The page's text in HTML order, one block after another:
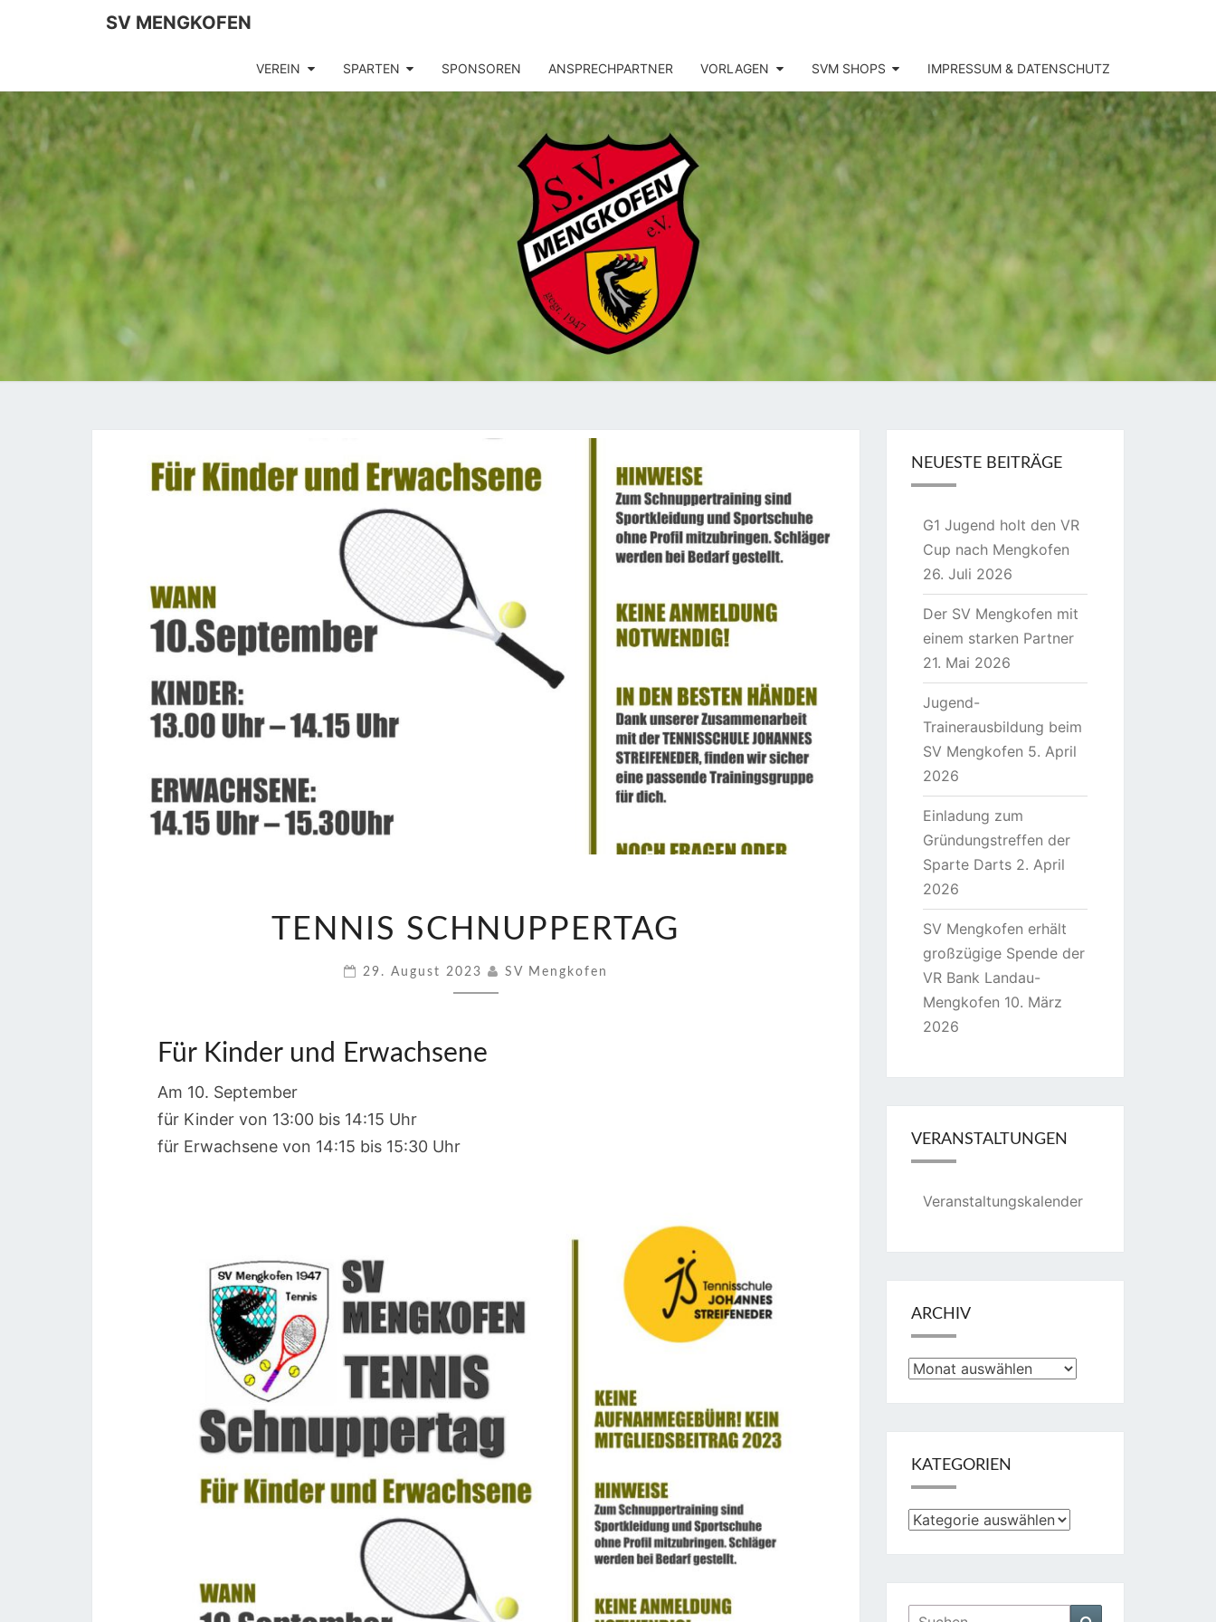
SV MENGKOFEN
VEREIN SPARTEN SPONSOREN ANSPRECHPARTNER VORLAGEN SVM SHOPS IMPRESSUM & DATENSCHUTZ
SV
MENGKOFEN
SCHNUPPERTAG
TENNIS SCHNUPPERTAG
29. August 2023 SV Mengkofen
Für Kinder und Erwachsene
Am 10. September
für Kinder von 13:00 bis 14:15 Uhr
für Erwachsene von 14:15 bis 15:30 Uhr
NEUESTE BEITRÄGE
G1 Jugend holt den VR
Cup nach Mengkofen
26. Juli 2026
Der SV Mengkofen mit
einem starken Partner
21. Mai 2026
Jugend-
Trainerausbildung beim
SV Mengkofen 5. April
2026
Einladung zum
Gründungstreffen der
Sparte Darts 2. April
2026
SV Mengkofen erhält
großzügige Spende der
VR Bank Landau-
Mengkofen 10. März
2026
VERANSTALTUNGEN
Veranstaltungskalender
ARCHIV
Archiv
KATEGORIEN
Kategorien
Suchen